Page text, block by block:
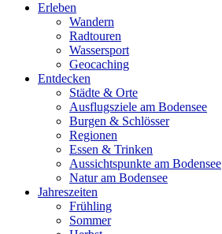
Erleben
Wandern
Radtouren
Wassersport
Geocaching
Entdecken
Städte & Orte
Ausflugsziele am Bodensee
Burgen & Schlösser
Regionen
Essen & Trinken
Aussichtspunkte am Bodensee
Natur am Bodensee
Jahreszeiten
Frühling
Sommer